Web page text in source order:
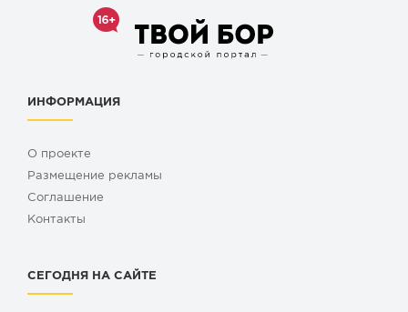
ИНФОРМАЦИЯ
О проекте
Размещение рекламы
Cоглашение
Контакты
СЕГОДНЯ НА САЙТЕ